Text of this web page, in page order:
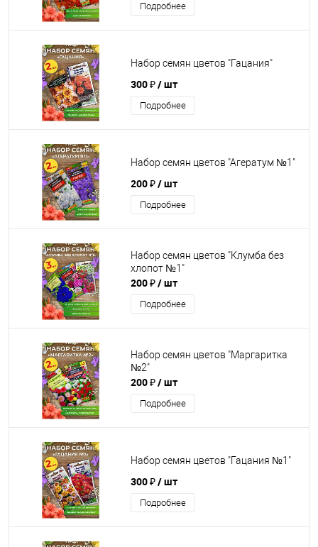
Подробнее
Набор семян цветов "Гацания"
300 ₽/ шт
Подробнее
Набор семян цветов "Агератум №1"
200 ₽/ шт
Подробнее
Набор семян цветов "Клумба без
хлопот №1"
200 ₽/ шт
Подробнее
Набор семян цветов "Маргаритка
№2"
200 ₽/ шт
Подробнее
Набор семян цветов "Гацания №1"
300 ₽/ шт
Подробнее